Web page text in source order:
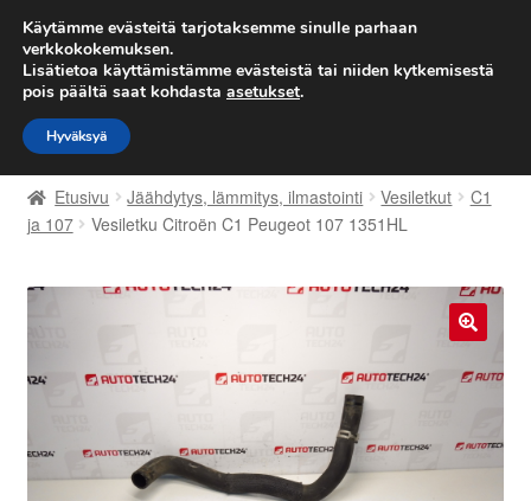
TOIMITUS alkaen 7 EUR
Siirry
navigointiin
Siirry
sisältöön
Etusivu
Kärry
Maksut
Etusivu Jäähdytys, lämmitys, ilmastointi Vesiletkut
C1
ja 107
Vesiletku Citroën C1 Peugeot 107 1351HL
Käytämme evästeitä tarjotaksemme sinulle parhaan
verkkokokemuksen.
Lisätietoa käyttämistämme evästeistä tai niiden kytkemisestä
pois päältä saat kohdasta asetukset.
Hyväksyä